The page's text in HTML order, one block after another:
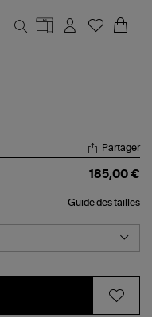
Partager
185,00 €
Guide des tailles